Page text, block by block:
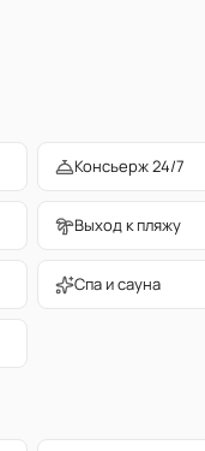
Консьерж 24/7
Выход к пляжу
Спа и сауна